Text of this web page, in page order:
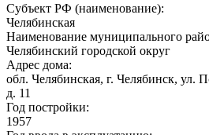
Субъект РФ (наименование):
Челябинская
Наименование муниципального
Челябинский городской округ
Адрес дома:
обл. Челябинская, г. Челябинск, ул.
д. 11
Год постройки:
1957